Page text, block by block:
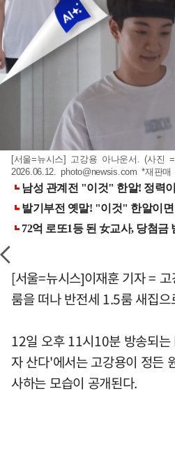
[서울=뉴시스] 고강용 아나운서. (사진
2026.06.12.photo@newsis.com *재판
[서울=뉴시스]이재훈 기자 =
룸을 떠나 반전세 1.5룸 새집으
12일 오후 11시10분 방송되
자 산다'에서는 고강용이 정든
사하는 모습이 공개된다.